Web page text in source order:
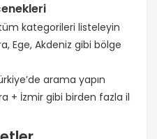
kategorileri listeleyin
Ege, Akdeniz gibi bölge
arama yapın
+ İzmir gibi birden fazla il